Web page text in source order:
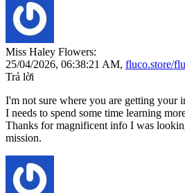
Miss Haley Flowers:
25/04/2026, 06:38:21 AM, fluco.store/
Trả lời
I'm not sure where you are getting your
I needs to spend some time learning
Thanks for magnificent info I was
mission.